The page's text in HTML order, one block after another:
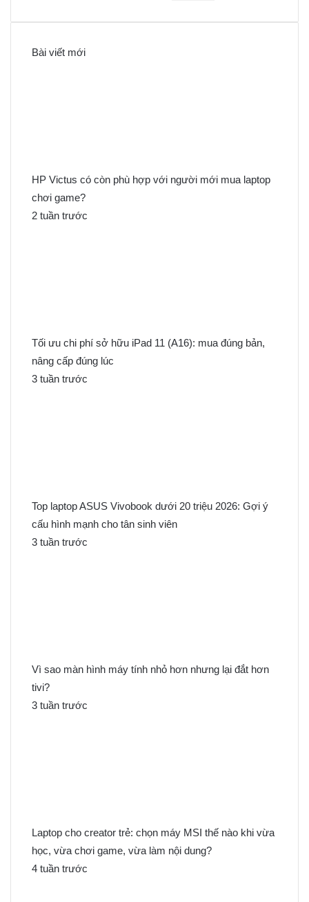
Bài viết mới
HP Victus có còn phù hợp với người mới mua laptop
chơi game?
2 tuần trước
Tối ưu chi phí sở hữu iPad 11 (A16): mua đúng bản,
nâng cấp đúng lúc
3 tuần trước
Top laptop ASUS Vivobook dưới 20 triệu 2026: Gợi ý
cấu hình mạnh cho tân sinh viên
3 tuần trước
Vì sao màn hình máy tính nhỏ hơn nhưng lại đắt hơn
tivi?
3 tuần trước
Laptop cho creator trẻ: chọn máy MSI thế nào khi vừa
học, vừa chơi game, vừa làm nội dung?
4 tuần trước